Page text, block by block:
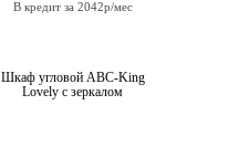
В кредит за 2042р/мес
Шкаф угловой ABC-King
Lovely с зеркалом